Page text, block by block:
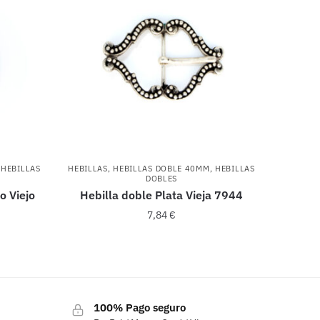
HEBILLAS
Viejo
HEBILLAS, HEBILLAS DOBLE 40MM , HEBILLAS
DOBLES
Hebilla doble Plata Vieja 7944
7,84€
100% Pago seguro